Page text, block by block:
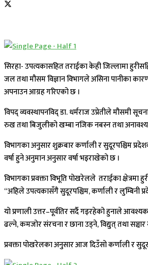
सिरहा- उपत्यकासहित तराईका केही जिल्लामा
जल तथा मौसम विज्ञान विभागले असिना पानीका
अपनाउन आग्रह गरिएको छ ।
विपद् व्यवस्थापनविद् डा. धर्मराज उप्रेतीले मौसमी
रुख तथा बिजुलीको खम्बा नजिक नबस्न तथा
विभागका अनुसार शुक्रबार कर्णाली र सुदूरपश्चिम
वर्षा हुने अनुमान अनुसार वर्षा भइराखेको छ ।
विभागका प्रवक्ता विभूति पोखरेलले तराईका
“अहिले उपत्यकासँगै सुदूरपश्चिम, कर्णाली र लुम्बिनी
यो प्रणाली उत्तर–पूर्वतिर सर्दै गइरहेको हुनाले
ढल्ने, कमजोर संरचना र छाना उड्ने, विद्युत् तथा
प्रवक्ता पोखरेलका अनुसार आज दिउँसो कर्णाली र